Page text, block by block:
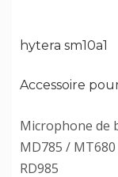
hytera sm10a1
Accessoire
Microphone de
MD785 /
RD985